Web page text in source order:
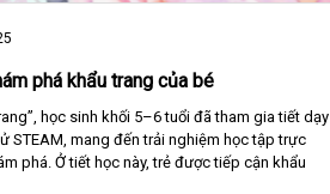
phá khẩu trang của bé
học sinh khối 5–6 tuổi đã tham gia tiết dạy
STEAM, mang đến trải nghiệm học tập trực
phá. Ở tiết học này, trẻ được tiếp cận khẩu